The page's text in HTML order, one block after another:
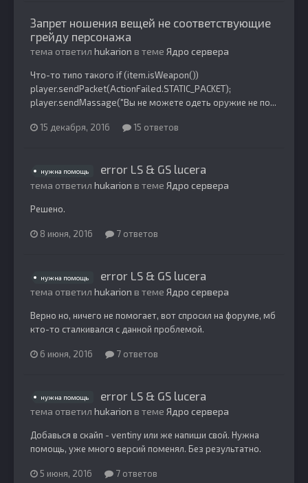
Запрет ношения вещей не соответствующие
грейду персонажа
тема ответил hukarion в теме Ядро сервера
Что-то типо такого if (item.isWeapon())
player.sendPacket(ActionFailed.STATIC_PACKET);
player.sendMassage("Вы не можете одеть оружие не по...
15 декабря, 2016 15 ответов
нужна помощь error LS & GS lucera
тема ответил hukarion в теме Ядро сервера
Решено.
8 июня, 2016 7 ответов
нужна помощь error LS & GS lucera
тема ответил hukarion в теме Ядро сервера
Верно но, ничего не помогает, вот спросил на форуме, мб
кто-то сталкивался с данной проблемой.
6 июня, 2016 7 ответов
нужна помощь error LS & GS lucera
тема ответил hukarion в теме Ядро сервера
Добавься в скайп - ventiny или же напиши свой. Нужна
помощь, уже много версий поменял. Без результатно.
5 июня, 2016 7 ответов